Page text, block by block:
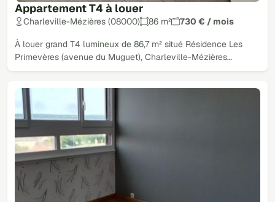
Appartement T4 à louer
Charleville-Mézières (08000) 86 m² 730 € / mois
À louer grand T4 lumineux de 86,7 m² situé Résidence Les
Primevères (avenue du Muguet), Charleville-Mézières…